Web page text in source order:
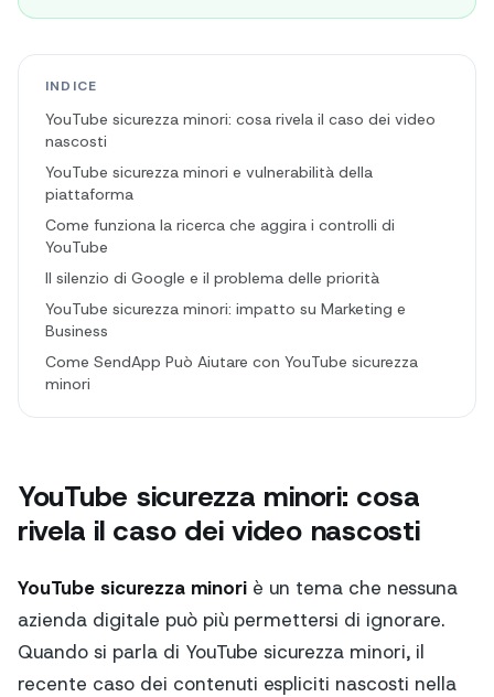
INDICE
YouTube sicurezza minori: cosa rivela il caso dei video
nascosti
YouTube sicurezza minori e vulnerabilità della
piattaforma
Come funziona la ricerca che aggira i controlli di
YouTube
Il silenzio di Google e il problema delle priorità
YouTube sicurezza minori: impatto su Marketing e
Business
Come SendApp Può Aiutare con YouTube sicurezza
minori
YouTube sicurezza minori: cosa
rivela il caso dei video nascosti
YouTube sicurezza minori è un tema che nessuna
azienda digitale può più permettersi di ignorare.
Quando si parla di YouTube sicurezza minori, il
recente caso dei contenuti espliciti nascosti nella